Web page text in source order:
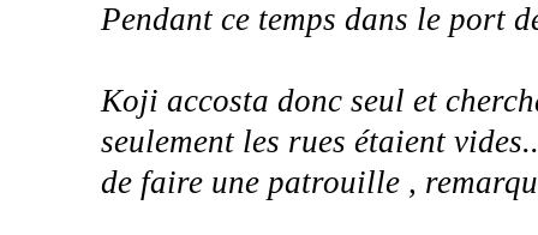
Pendant ce temps dans le port
Koji accosta donc seul et
seulement les rues étaient
de faire une patrouille ,